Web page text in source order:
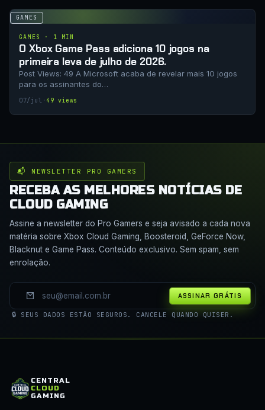
GAMES
GAMES · 1 MIN
O Xbox Game Pass adiciona 10 jogos na
primeira leva de julho de 2026.
Post Views: 49 A Microsoft acaba de revelar mais 10 jogos
para os assinantes do…
07/jul · 49 views
📬 NEWSLETTER PRO GAMERS
RECEBA AS MELHORES NOTÍCIAS DE
CLOUD GAMING
Assine a newsletter do Pro Gamers e seja avisado a cada nova
matéria sobre Xbox Cloud Gaming, Boosteroid, GeForce Now,
Blacknut e Game Pass. Conteúdo exclusivo. Sem spam, sem
enrolação.
ASSINAR GRÁTIS
🔒 SEUS DADOS ESTÃO SEGUROS. CANCELE QUANDO QUISER.
CENTRAL
CLOUD
GAMING